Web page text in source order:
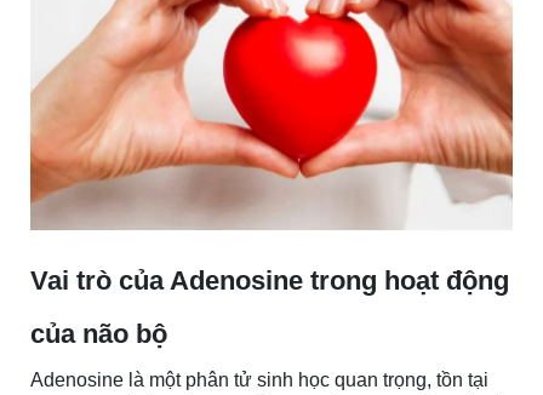
Vai trò của Adenosine trong hoạt động
của não bộ
Adenosine là một phân tử sinh học quan trọng, tồn tại